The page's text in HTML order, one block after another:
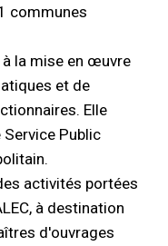
communes
la mise en œuvre
et de
Elle
Public
activités portées
à destination
d'ouvrages